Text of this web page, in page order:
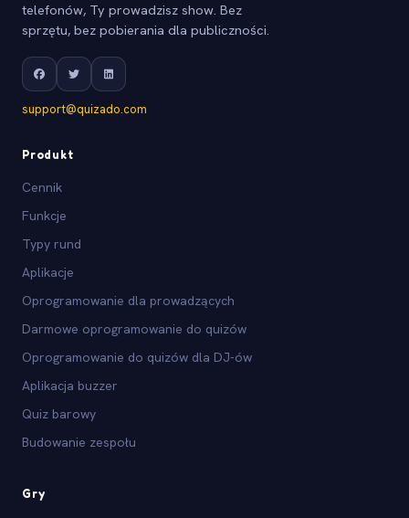
telefonów, Ty prowadzisz show. Bez
sprzętu, bez pobierania dla publiczności.
support@quizado.com
Produkt
Cennik
Funkcje
Typy rund
Aplikacje
Oprogramowanie dla prowadzących
Darmowe oprogramowanie do quizów
Oprogramowanie do quizów dla DJ-ów
Aplikacja buzzer
Quiz barowy
Budowanie zespołu
Gry